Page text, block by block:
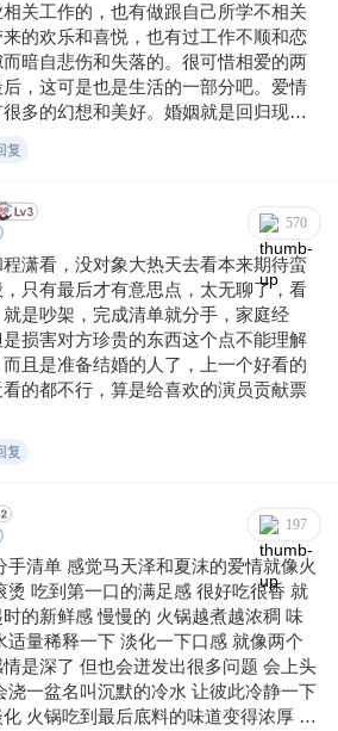
关工作的，也有做跟自己所学不相关
的欢乐和喜悦，也有过工作不顺和恋
而暗自悲伤和失落的。很可惜相爱的两
，这可是也是生活的一部分吧。爱情
多的幻想和美好。婚姻就是回归现
了给对方祝福，彼此开始新的历程。生
地放平心态勇敢面对就好。人生的路
内心的想法去做自己想做的事，让自
憾，青春无价，生活美好，快乐幸福
复
570
潇看，没对象大热天去看本来期待蛮
只有最后才有意思点，太无聊了，看
是吵架，完成清单就分手，家庭经
损害对方珍贵的东西这个点不能理解
且是准备结婚的人了，上一个好看的
的都不行，算是给喜欢的演员贡献票
复
197
手清单 感觉马天泽和夏沫的爱情就像火
烫 吃到第一口的满足感 很好吃很香 就
的新鲜感 慢慢的 火锅越煮越浓稠 味
适量稀释一下 淡化一下口感 就像两个
是深了 但也会迸发出很多问题 会上头
浇一盆名叫沉默的冷水 让彼此冷静一下
火锅吃到最后底料的味道变得浓厚 但